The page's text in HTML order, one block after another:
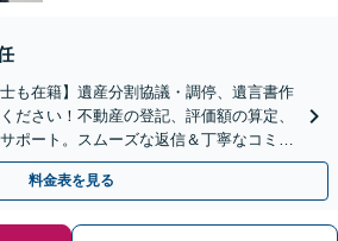
も在籍】遺産分割協議・調停、遺言書作
ださい！不動産の登記、評価額の算定、
ポート。スムーズな返信＆丁寧なコミュ
談ください。
料金表を見る